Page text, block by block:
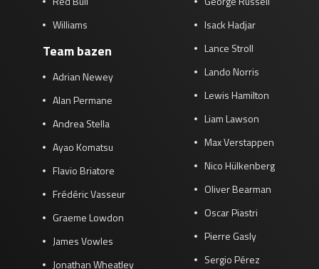
Williams
Team bazen
Adrian Newey
Alan Permane
Andrea Stella
Ayao Komatsu
Flavio Briatore
Frédéric Vasseur
Graeme Lowdon
James Vowles
Jonathan Wheatley
Isack Hadjar
Lance Stroll
Lando Norris
Lewis Hamilton
Liam Lawson
Max Verstappen
Nico Hülkenberg
Oliver Bearman
Oscar Piastri
Pierre Gasly
Sergio Pérez